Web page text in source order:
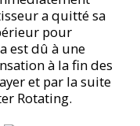
a quitté sa
pour
est dû à une
à la fin des
et par la suite
Rotating.